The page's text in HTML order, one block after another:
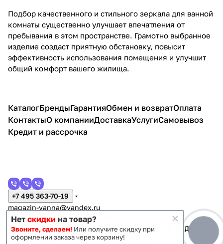
Подбор качественного и стильного зеркала для ванной
комнаты существенно улучшает впечатления от
пребывания в этом пространстве. Грамотно выбранное
изделие создаст приятную обстановку, повысит
эффективность использования помещения и улучшит
общий комфорт вашего жилища.
КаталогБрендыГарантияОбмен и возвратОплата
КонтактыО компанииДоставкаУслугиСамовывоз
Кредит и рассрочка
+7 495 363-70-19
magazin-vanna@yandex.ru
г. Москва, Митино, улица Пятницкое шоссе 47
Темная тема Конфиденциальность
Нет скидки на товар?
Звоните, сделаем! Или получите скидку при
оформлении заказа через корзину!